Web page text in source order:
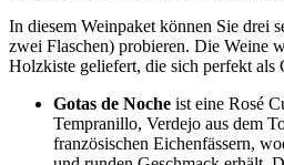
In diesem Weinpaket können Sie drei
zwei Flaschen) probieren. Die Weine
Holzkiste geliefert, die sich perfekt als
Gotas de Noche ist eine Rosé
Tempranillo, Verdejo aus dem
französischen Eichenfässern,